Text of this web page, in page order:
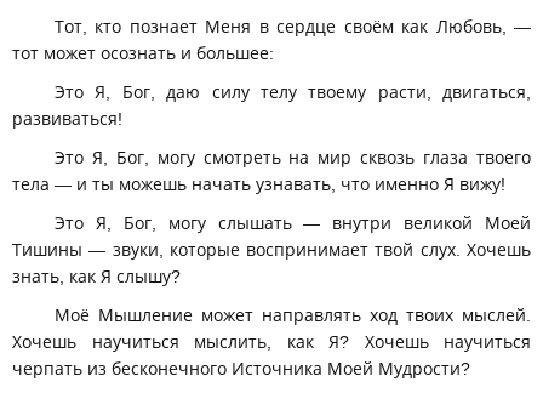
Тот, кто познает Меня в сердце своём как Любовь, —
тот может осознать и большее:
Это Я, Бог, даю силу телу твоему расти, двигаться,
развиваться!
Это Я, Бог, могу смотреть на мир сквозь глаза твоего
тела — и ты можешь начать узнавать, что именно Я вижу!
Это Я, Бог, могу слышать — внутри великой Моей
Тишины — звуки, которые воспринимает твой слух. Хочешь
знать, как Я слышу?
Моё Мышление может направлять ход твоих мыслей.
Хочешь научиться мыслить, как Я? Хочешь научиться
черпать из бесконечного Источника Моей Мудрости?